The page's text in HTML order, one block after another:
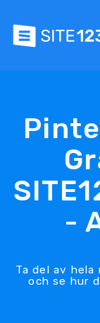
-
Ta del av
och se hur